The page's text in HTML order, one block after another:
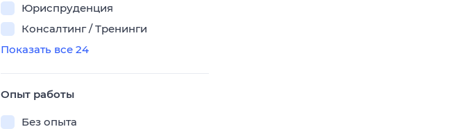
Юриспруденция
Консалтинг / Тренинги
Показать все 24
Опыт работы
Без опыта